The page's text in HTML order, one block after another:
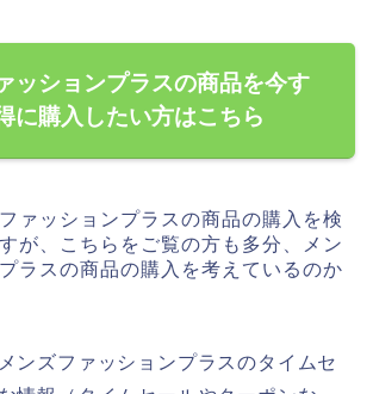
ッションプラスの商品を今す
に購入したい方はこちら
ァッションプラスの商品の購入を検
が、こちらをご覧の方も多分、メン
ラスの商品の購入を考えているのか
ンズファッションプラスのタイムセ